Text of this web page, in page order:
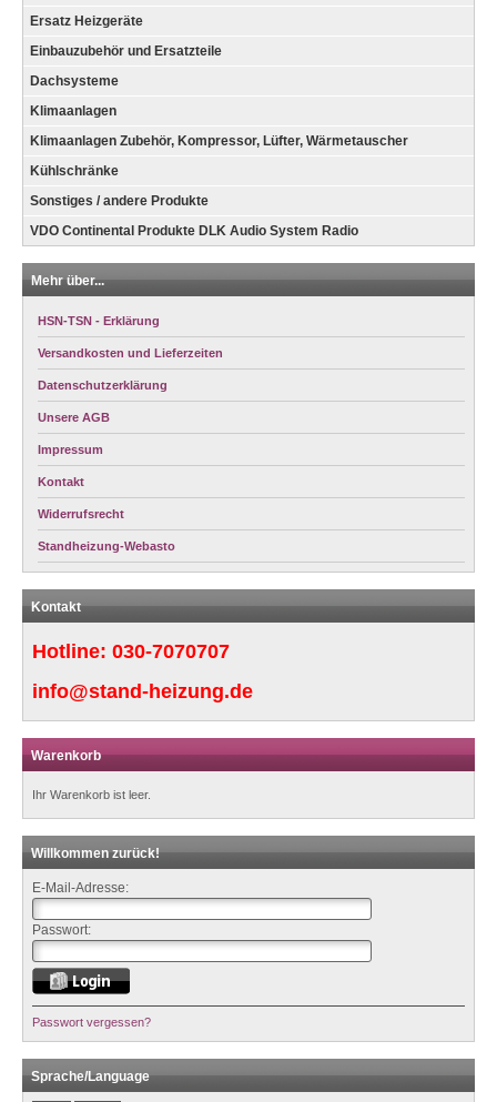
Ersatz Heizgeräte
Einbauzubehör und Ersatzteile
Dachsysteme
Klimaanlagen
Klimaanlagen Zubehör, Kompressor, Lüfter, Wärmetauscher
Kühlschränke
Sonstiges / andere Produkte
VDO Continental Produkte DLK Audio System Radio
Mehr über...
HSN-TSN - Erklärung
Versandkosten und Lieferzeiten
Datenschutzerklärung
Unsere AGB
Impressum
Kontakt
Widerrufsrecht
Standheizung-Webasto
Kontakt
Hotline: 030-7070707
info@stand-heizung.de
Warenkorb
Ihr Warenkorb ist leer.
Willkommen zurück!
E-Mail-Adresse:
Passwort:
Passwort vergessen?
Sprache/Language